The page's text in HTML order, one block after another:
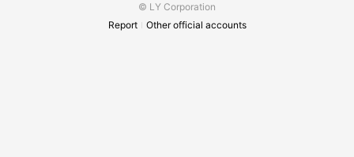
© LY Corporation
Report
Other official accounts